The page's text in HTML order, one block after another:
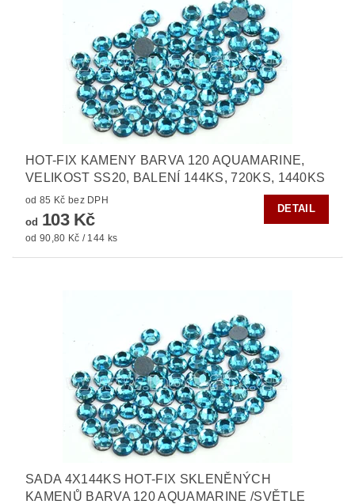
HOT-FIX KAMENY BARVA 120 AQUAMARINE,
VELIKOST SS20, BALENÍ 144KS, 720KS, 1440KS
od 85 Kč bez DPH
od 103 Kč
od 90,80 Kč / 144 ks
DETAIL
SADA 4X144KS HOT-FIX SKLENĚNÝCH
KAMENŮ BARVA 120 AQUAMARINE /SVĚTLE